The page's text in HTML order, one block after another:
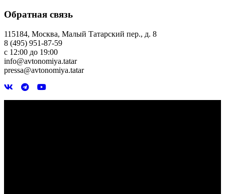
Обратная связь
115184, Москва, Малый Татарский пер., д. 8
8 (495) 951-87-59
с 12:00 до 19:00
info@avtonomiya.tatar
pressa@avtonomiya.tatar